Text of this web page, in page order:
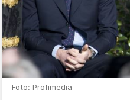
Foto: Profimedia